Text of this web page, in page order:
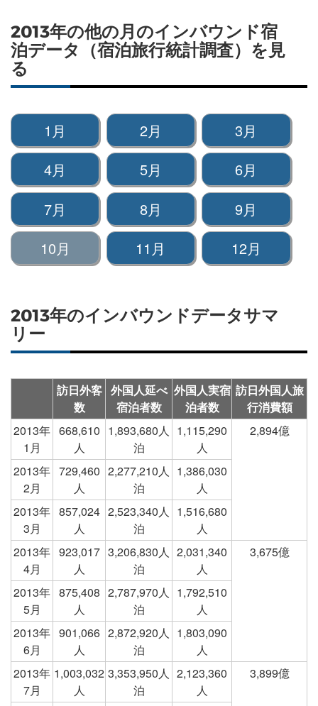
2013年の他の月のインバウンド宿
泊データ（宿泊旅行統計調査）を見
る
1月 2月
3月
4月
5月
6月
7月
8月
9月
10月
11月 12月
2013年のインバウンドデータサマ
リー
訪日外客
数
外国人延べ
宿泊者数
外国人実宿
泊者数
訪日外国人旅
行消費額
2013年
1月
668,610
人
1,893,680人
泊
1,115,290
人
2,894億
2013年
2月
729,460
人
2,277,210人
泊
1,386,030
人
2013年
3月
857,024
人
2,523,340人
泊
1,516,680
人
2013年
4月
923,017
人
3,206,830人
泊
2,031,340
人
3,675億
2013年
5月
875,408
人
2,787,970人
泊
1,792,510
人
2013年
6月
901,066
人
2,872,920人
泊
1,803,090
人
2013年
7月
1,003,032
人
3,353,950人
泊
2,123,360
人
3,899億